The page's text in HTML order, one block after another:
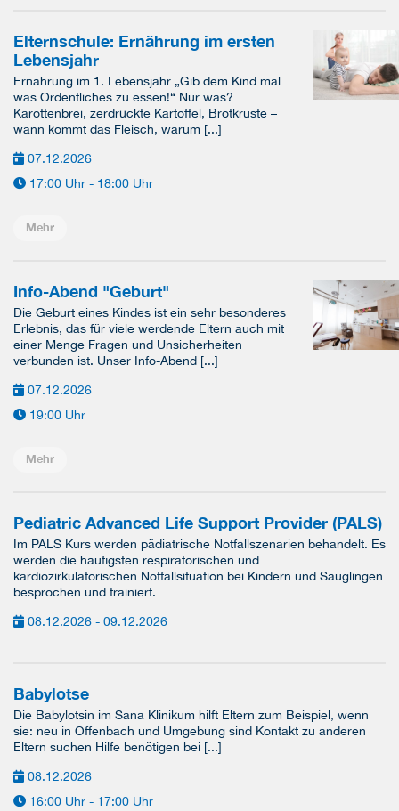
Elternschule: Ernährung im ersten
Lebensjahr
Ernährung im 1. Lebensjahr „Gib dem Kind mal
was Ordentliches zu essen!“ Nur was?
Karottenbrei, zerdrückte Kartoffel, Brotkruste –
wann kommt das Fleisch, warum [...]
07.12.2026
17:00 Uhr - 18:00 Uhr
Mehr
Info-Abend "Geburt"
Die Geburt eines Kindes ist ein sehr besonderes
Erlebnis, das für viele werdende Eltern auch mit
einer Menge Fragen und Unsicherheiten
verbunden ist. Unser Info-Abend [...]
07.12.2026
19:00 Uhr
Mehr
Pediatric Advanced Life Support Provider (PALS)
Im PALS Kurs werden pädiatrische Notfallszenarien behandelt. Es
werden die häufigsten respiratorischen und
kardiozirkulatorischen Notfallsituation bei Kindern und Säuglingen
besprochen und trainiert.
08.12.2026 - 09.12.2026
Babylotse
Die Babylotsin im Sana Klinikum hilft Eltern zum Beispiel, wenn
sie: neu in Offenbach und Umgebung sind Kontakt zu anderen
Eltern suchen Hilfe benötigen bei [...]
08.12.2026
16:00 Uhr - 17:00 Uhr